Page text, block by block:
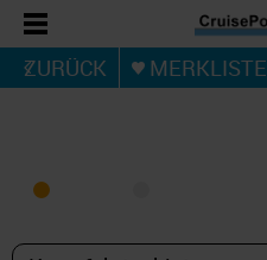
ZURÜCK MERKLISTE